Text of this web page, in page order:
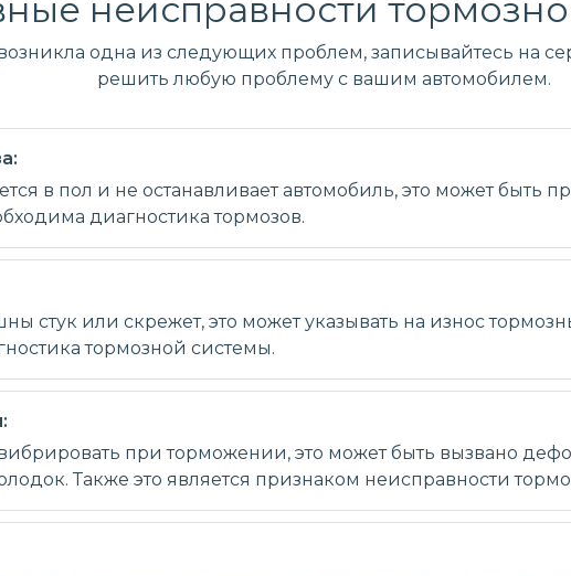
неисправности
одна из следующих проблем, записывайтесь на
решить любую проблему с вашим автомобилем.
в пол и не останавливает автомобиль, это может быть
диагностика тормозов.
стук или скрежет, это может указывать на износ
тормозной системы.
при торможении, это может быть вызвано
Также это является признаком неисправности